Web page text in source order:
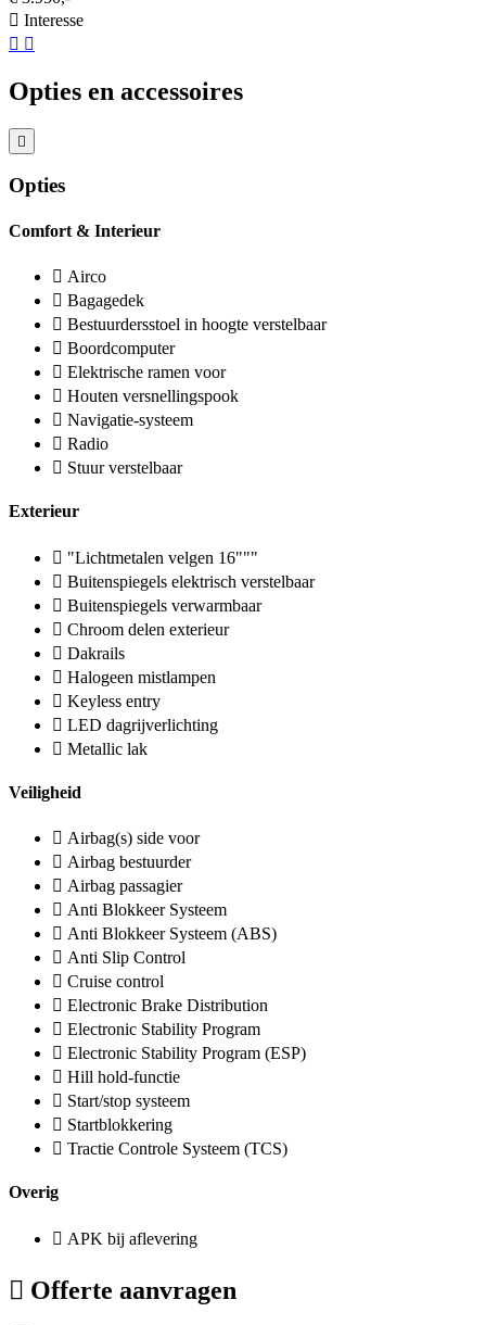
Interesse
Opties en accessoires
Opties
Comfort & Interieur
Airco
Bagagedek
Bestuurdersstoel in hoogte verstelbaar
Boordcomputer
Elektrische ramen voor
Houten versnellingspook
Navigatie-systeem
Radio
Stuur verstelbaar
Exterieur
"Lichtmetalen velgen 16"""
Buitenspiegels elektrisch verstelbaar
Buitenspiegels verwarmbaar
Chroom delen exterieur
Dakrails
Halogeen mistlampen
Keyless entry
LED dagrijverlichting
Metallic lak
Veiligheid
Airbag(s) side voor
Airbag bestuurder
Airbag passagier
Anti Blokkeer Systeem
Anti Blokkeer Systeem (ABS)
Anti Slip Control
Cruise control
Electronic Brake Distribution
Electronic Stability Program
Electronic Stability Program (ESP)
Hill hold-functie
Start/stop systeem
Startblokkering
Tractie Controle Systeem (TCS)
Overig
APK bij aflevering
Offerte aanvragen